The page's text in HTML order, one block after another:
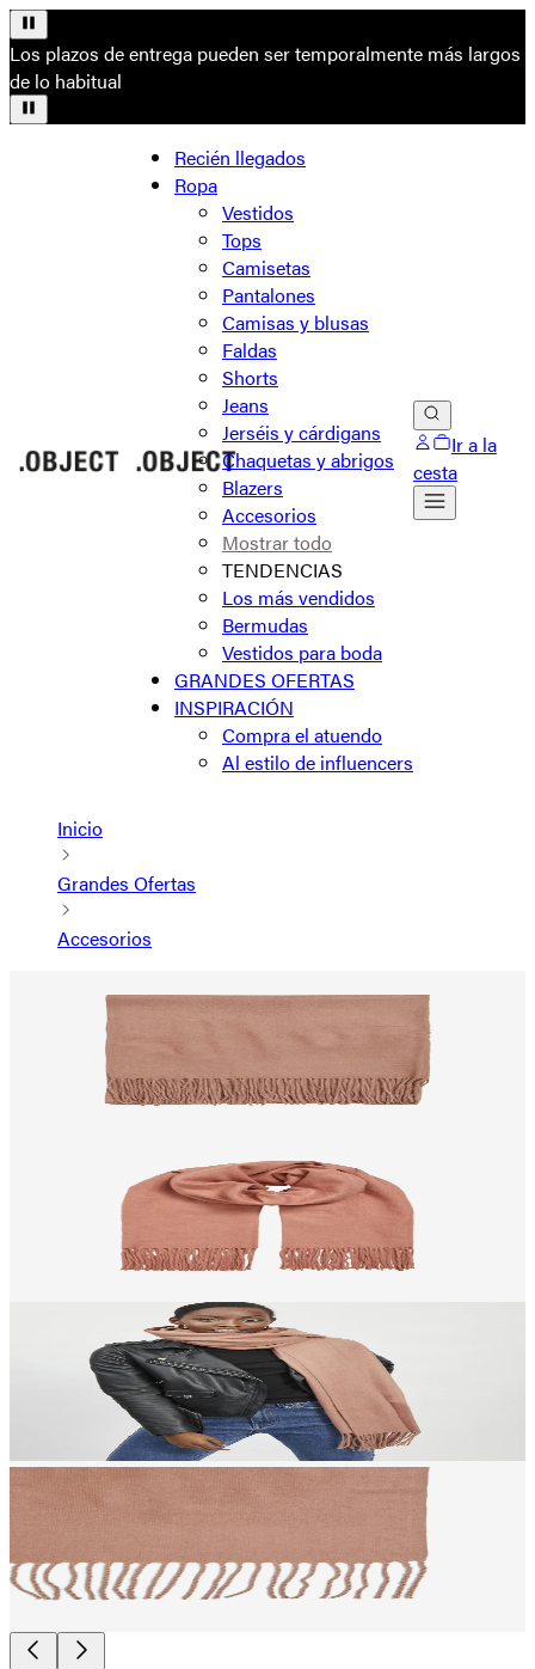
Los plazos de entrega pueden ser temporalmente más largos
de lo habitual
Recién llegados
Ropa
Vestidos
Tops
Camisetas
Pantalones
Camisas y blusas
Faldas
Shorts
Jeans
Jerséis y cárdigans
Chaquetas y abrigos
Blazers
Accesorios
Mostrar todo
TENDENCIAS
Los más vendidos
Bermudas
Vestidos para boda
GRANDES OFERTAS
INSPIRACIÓN
Compra el atuendo
Al estilo de influencers
Ir a la
cesta
Inicio
Grandes Ofertas
Accesorios